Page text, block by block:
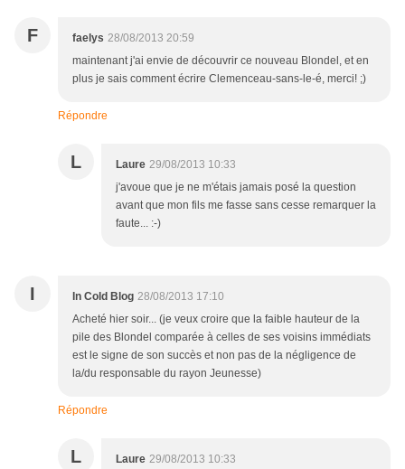
F faelys 28/08/2013 20:59
maintenant j'ai envie de découvrir ce nouveau Blondel, et en
plus je sais comment écrire Clemenceau-sans-le-é, merci! ;)
Répondre
L Laure 29/08/2013 10:33
j'avoue que je ne m'étais jamais posé la question
avant que mon fils me fasse sans cesse remarquer la
faute... :-)
I In Cold Blog 28/08/2013 17:10
Acheté hier soir... (je veux croire que la faible hauteur de la
pile des Blondel comparée à celles de ses voisins immédiats
est le signe de son succès et non pas de la négligence de
la/du responsable du rayon Jeunesse)
Répondre
L Laure 29/08/2013 10:33